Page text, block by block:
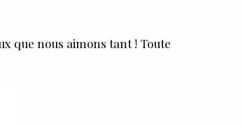
que nous aimons tant ! Toute